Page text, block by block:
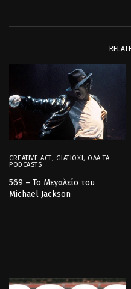
CREATIVE ACT, GIATIOXI,ΌΛΑ ΤΑ
PODCASTS
569 – Το Μεγαλείο του
Michael Jackson